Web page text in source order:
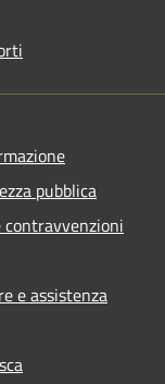
pubblica
e assistenza